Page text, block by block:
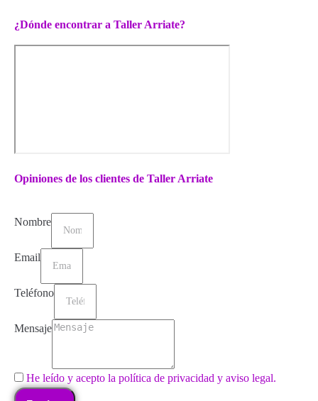
¿Dónde encontrar a Taller Arriate?
Opiniones de los clientes de Taller Arriate
Nombre
Email
Teléfono
Mensaje
He leído y acepto la política de privacidad y aviso legal.